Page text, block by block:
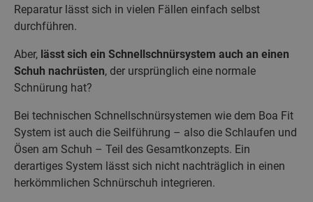
Reparatur lässt sich in vielen Fällen einfach selbst
durchführen.
Aber, lässt sich ein Schnellschnürsystem auch an einen
Schuh nachrüsten, der ursprünglich eine normale
Schnürung hat?
Bei technischen Schnellschnürsystemen wie dem Boa Fit
System ist auch die Seilführung – also die Schlaufen und
Ösen am Schuh – Teil des Gesamtkonzepts. Ein
derartiges System lässt sich nicht nachträglich in einen
herkömmlichen Schnürschuh integrieren.